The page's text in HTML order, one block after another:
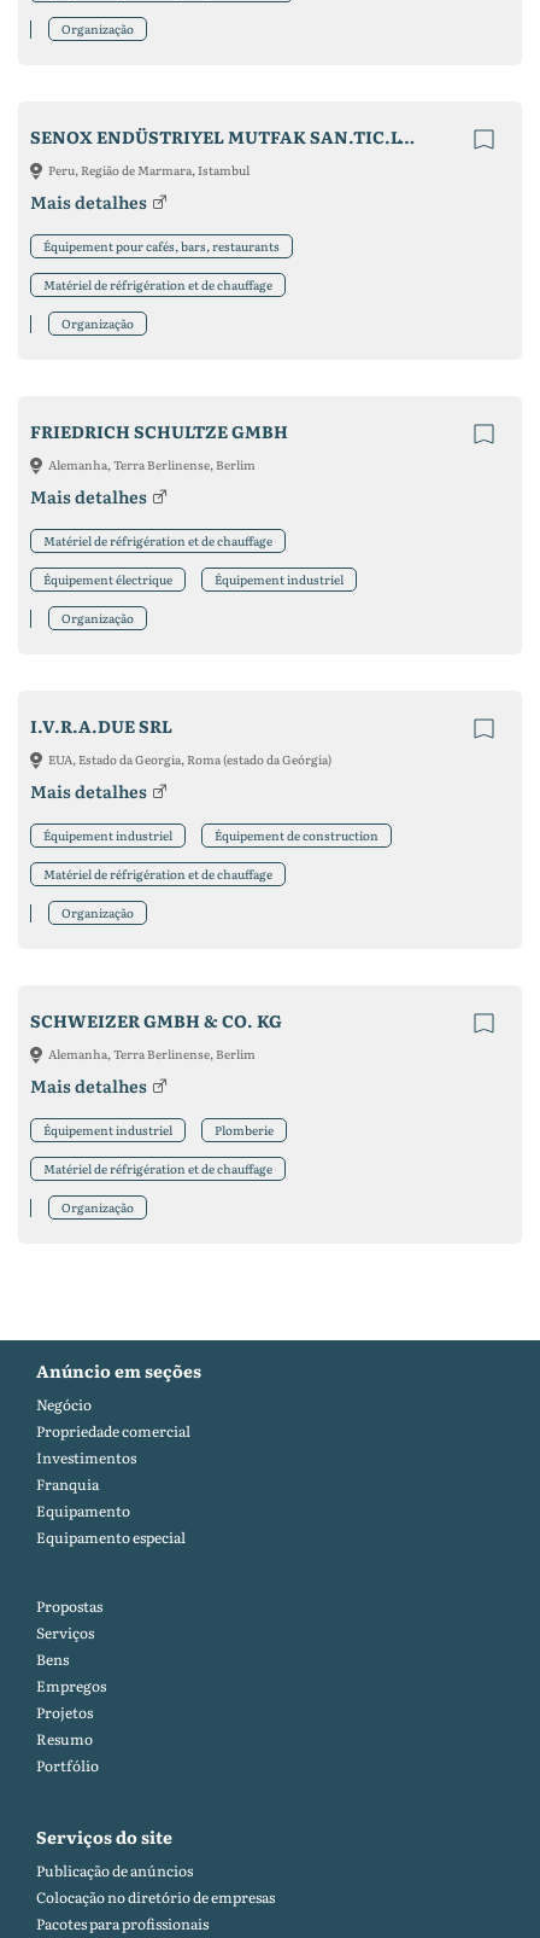
Organização
SENOX ENDÜSTRIYEL MUTFAK SAN.TIC.LTD.ŞTI
Peru, Região de Marmara, Istambul
Mais detalhes
Équipement pour cafés, bars, restaurants
Matériel de réfrigération et de chauffage
Organização
FRIEDRICH SCHULTZE GMBH
Alemanha, Terra Berlinense, Berlim
Mais detalhes
Matériel de réfrigération et de chauffage
Équipement électrique Équipement industriel
Organização
I.V.R.A.DUE SRL
EUA, Estado da Georgia, Roma (estado da Geórgia)
Mais detalhes
Équipement industriel Équipement de construction
Matériel de réfrigération et de chauffage
Organização
SCHWEIZER GMBH & CO. KG
Alemanha, Terra Berlinense, Berlim
Mais detalhes
Équipement industriel Plomberie
Matériel de réfrigération et de chauffage
Organização
Anúncio em seções
Negócio
Propriedade comercial
Investimentos
Franquia
Equipamento
Equipamento especial
Propostas
Serviços
Bens
Empregos
Projetos
Resumo
Portfólio
Serviços do site
Publicação de anúncios
Colocação no diretório de empresas
Pacotes para profissionais